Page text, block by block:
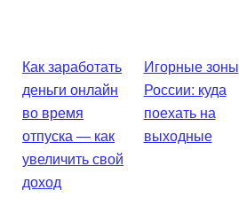
Как заработать
деньги онлайн
во время
отпуска — как
увеличить свой
доход
Игорные зоны
России: куда
поехать на
выходные